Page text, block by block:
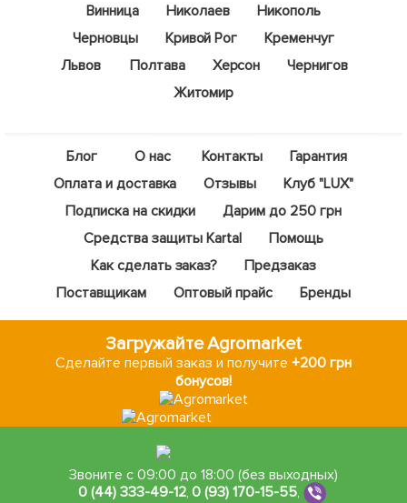
Винница
Николаев
Никополь
Черновцы
Кривой Рог
Кременчуг
Львов
Полтава Херсон
Чернигов
Житомир
Блог О нас Контакты
Гарантия
Оплата и доставка
Отзывы
Клуб "LUX"
Подписка на скидки
Дарим до 250 грн
Средства защиты Kartal
Помощь
Как сделать заказ?
Предзаказ
Поставщикам
Оптовый прайс Бренды
Загружайте Agromarket
Сделайте первый заказ и получите +200 грн
бонусов!
Звоните с 09:00 до 18:00 (без выходных)
0 (44) 333-49-12,0 (93) 170-15-55,